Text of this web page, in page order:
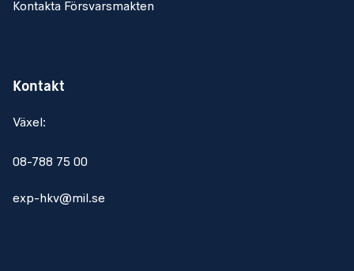
Kontakta Försvarsmakten
Kontakt
Växel:
08-788 75 00
exp-hkv@mil.se